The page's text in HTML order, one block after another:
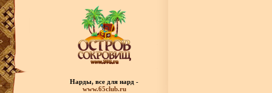
Нарды, все для нард -
www.65club.ru